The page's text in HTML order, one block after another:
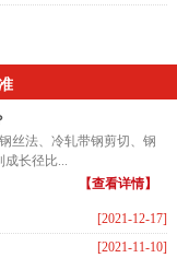
丝法、冷轧带钢剪切、钢
成长径比...
【查看详情】
[2021-12-17]
[2021-11-10]